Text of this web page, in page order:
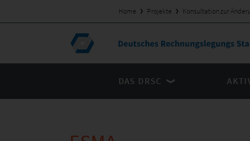
Home Projekte Konsultation zur
DAS DRSC